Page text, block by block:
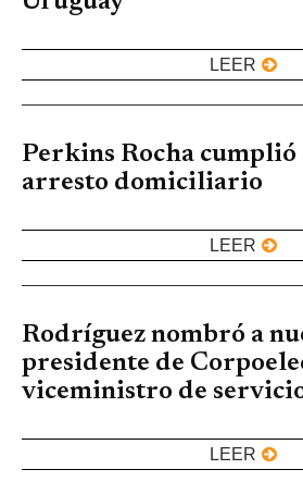
LEER
Perkins Rocha cumplió
arresto domiciliario
LEER
Rodríguez nombró a
presidente de
viceministro de
LEER